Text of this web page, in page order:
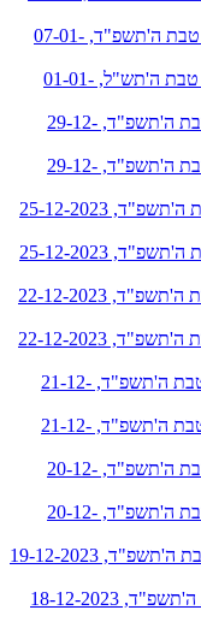
לחץ להאזנה לשעור מיום ראשון כ"ו טבת ה'תשפ"ד, 07-01-
לחץ להאזנה לשעור מיום חמישי כ"ג טבת ה'תש"ל, 01-01-
לחץ להאזנה לשעור מיום שישי י"ז טבת ה'תשפ"ד, 29-12-
לחץ להאזנה לשעור מיום שישי י"ז טבת ה'תשפ"ד, 29-12-
לחץ להאזנה לשעור מיום שני י"ג טבת ה'תשפ"ד, 25-12-2023
לחץ להאזנה לשעור מיום שני י"ג טבת ה'תשפ"ד, 25-12-2023
לחץ להאזנה לשעור מיום שישי י' טבת ה'תשפ"ד, 22-12-2023
לחץ להאזנה לשעור מיום שישי י' טבת ה'תשפ"ד, 22-12-2023
לחץ להאזנה לשעור מיום חמישי ט' טבת ה'תשפ"ד, 21-12-
לחץ להאזנה לשעור מיום חמישי ט' טבת ה'תשפ"ד, 21-12-
לחץ להאזנה לשעור מיום רביעי ח' טבת ה'תשפ"ד, 20-12-
לחץ להאזנה לשעור מיום רביעי ח' טבת ה'תשפ"ד, 20-12-
לחץ להאזנה לשעור מיום שלישי ז' טבת ה'תשפ"ד, 19-12-2023
לחץ להאזנה לשעור מיום שני ו' טבת ה'תשפ"ד, 18-12-2023